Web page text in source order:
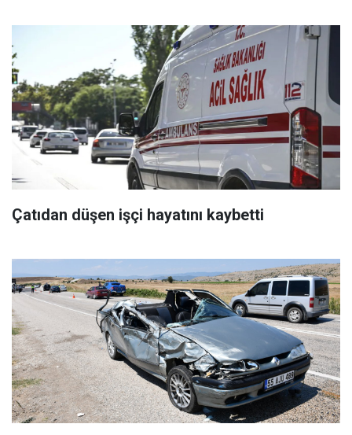
Çatıdan düşen işçi hayatını kaybetti